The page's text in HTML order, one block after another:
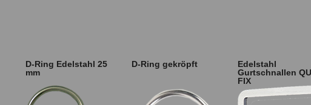
D-Ring Edelstahl 25
mm
D-Ring gekröpft
Edelstahl
Gurtschnallen
FIX